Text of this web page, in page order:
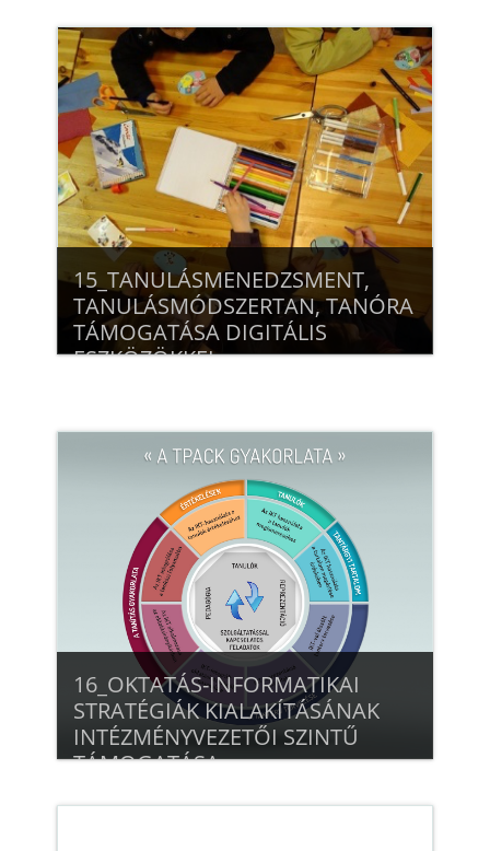
Beiratkozás
15_TANULÁSMENEDZSMENT,
TANULÁSMÓDSZERTAN, TANÓRA
TÁMOGATÁSA DIGITÁLIS
ESZKÖZÖKKEL
Beiratkozás
16_OKTATÁS-INFORMATIKAI
STRATÉGIÁK KIALAKÍTÁSÁNAK
INTÉZMÉNYVEZETŐI SZINTŰ
TÁMOGATÁSA